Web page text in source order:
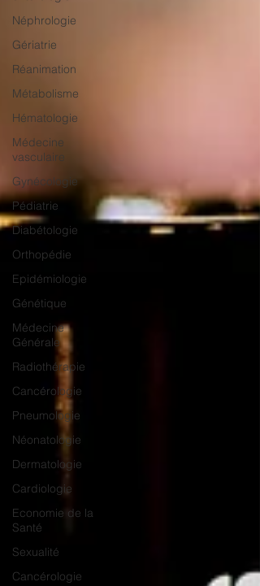
Néphrologie
Gériatrie
Réanimation
Métabolisme
Hématologie
Médecine
vasculaire
Gynécologie
Pédiatrie
Diabétologie
Orthopédie
Epidémiologie
Génétique
Médecine
Générale
Radiothérapie
Cancérologie
Pneumologie
Néonatologie
Dermatologie
Cardiologie
Economie de la
Santé
Sexualité
Cancérologie